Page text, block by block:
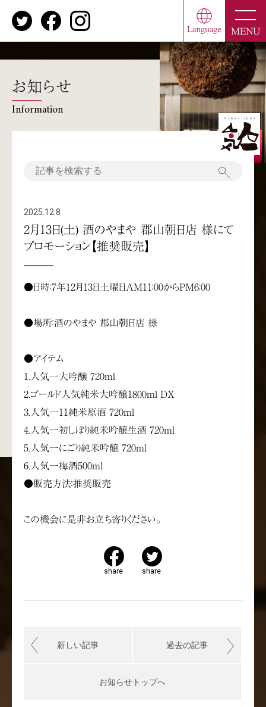
MENU
お知らせ
Information
2025.12.8
2月13日(土) 酒のやまや 郡山朝日店 様にて
プロモーション【推奨販売】
●日時：7年12月13日土曜日AM11：00からPM6：00
●場所：酒のやまや 郡山朝日店 様
●アイテム
1.人気一大吟醸 720ml
2.ゴールド人気純米大吟醸1800ml DX
3.人気一11純米原酒 720ml
4.人気一初しぼり純米吟醸生酒 720ml
5.人気一にごり純米吟醸 720ml
6.人気一梅酒500ml
●販売方法：推奨販売
この機会に是非お立ち寄りください。
share share
新しい記事
お知らせトップへ
過去の記事